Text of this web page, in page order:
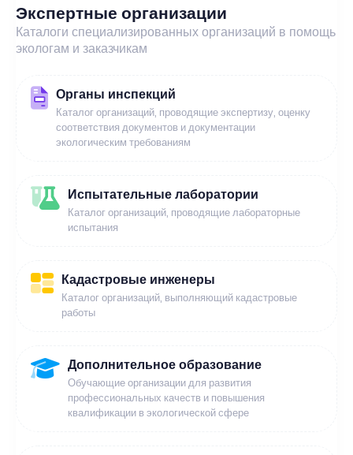
Экспертные организации
Каталоги специализированных организаций в помощь
экологам и заказчикам
Органы инспекций
Каталог организаций, проводящие экспертизу, оценку
соответствия документов и документации
экологическим требованиям
Испытательные лаборатории
Каталог организаций, проводящие лабораторные
испытания
Кадастровые инженеры
Каталог организаций, выполняющий кадастровые
работы
Дополнительное образование
Обучающие организации для развития
профессиональных качеств и повышения
квалификации в экологической сфере